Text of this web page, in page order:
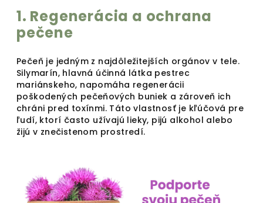
1. Regenerácia a ochrana
pečene
Pečeň je jedným z najdôležitejších orgánov v tele.
Silymarín, hlavná účinná látka pestrec
mariánskeho, napomáha regenerácii
poškodených pečeňových buniek a zároveň ich
chráni pred toxínmi. Táto vlastnosť je kľúčová pre
ľudí, ktorí často užívajú lieky, pijú alkohol alebo
žijú v znečistenom prostredí.